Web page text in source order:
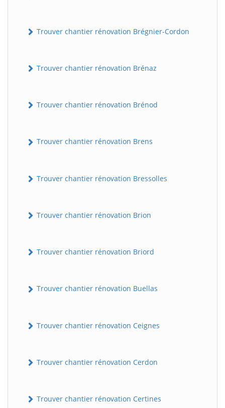
Trouver chantier rénovation Brégnier-Cordon
Trouver chantier rénovation Brénaz
Trouver chantier rénovation Brénod
Trouver chantier rénovation Brens
Trouver chantier rénovation Bressolles
Trouver chantier rénovation Brion
Trouver chantier rénovation Briord
Trouver chantier rénovation Buellas
Trouver chantier rénovation Ceignes
Trouver chantier rénovation Cerdon
Trouver chantier rénovation Certines